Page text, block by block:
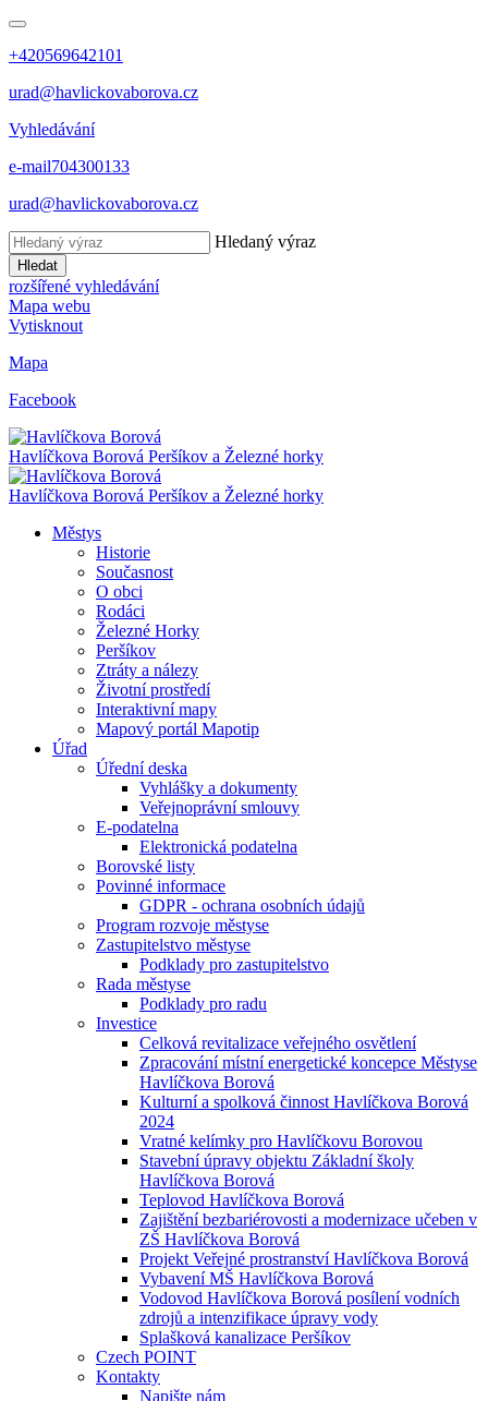
+420569642101
urad@havlickovaborova.cz
Vyhledávání
e-mail704300133
urad@havlickovaborova.cz
Hledaný výraz
Hledat
rozšířené vyhledávání
Mapa webu
Vytisknout
Mapa
Facebook
Havlíčkova Borová Peršíkov a Železné horky
Havlíčkova Borová Peršíkov a Železné horky
Městys
Historie
Současnost
O obci
Rodáci
Železné Horky
Peršíkov
Ztráty a nálezy
Životní prostředí
Interaktivní mapy
Mapový portál Mapotip
Úřad
Úřední deska
Vyhlášky a dokumenty
Veřejnoprávní smlouvy
E-podatelna
Elektronická podatelna
Borovské listy
Povinné informace
GDPR - ochrana osobních údajů
Program rozvoje městyse
Zastupitelstvo městyse
Podklady pro zastupitelstvo
Rada městyse
Podklady pro radu
Investice
Celková revitalizace veřejného osvětlení
Zpracování místní energetické koncepce Městyse
Havlíčkova Borová
Kulturní a spolková činnost Havlíčkova Borová
2024
Vratné kelímky pro Havlíčkovu Borovou
Stavební úpravy objektu Základní školy
Havlíčkova Borová
Teplovod Havlíčkova Borová
Zajištění bezbariérovosti a modernizace učeben v
ZŠ Havlíčkova Borová
Projekt Veřejné prostranství Havlíčkova Borová
Vybavení MŠ Havlíčkova Borová
Vodovod Havlíčkova Borová posílení vodních
zdrojů a intenzifikace úpravy vody
Splašková kanalizace Peršíkov
Czech POINT
Kontakty
Napište nám